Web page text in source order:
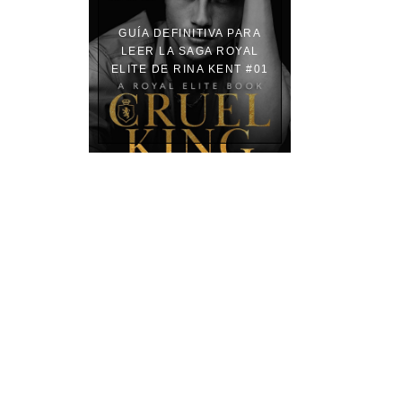
GUÍA DEFINITIVA PARA
LEER LA SAGA ROYAL
ELITE DE RINA KENT #01